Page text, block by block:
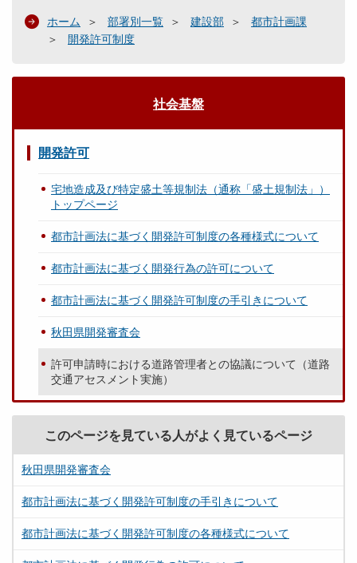
ホーム 部署別一覧 建設部
都市計画課
開発許可制度
社会基盤
開発許可
宅地造成及び特定盛土等規制法（通称「盛土規制法」）
トップページ
都市計画法に基づく開発許可制度の各種様式について
都市計画法に基づく開発行為の許可について
都市計画法に基づく開発許可制度の手引きについて
秋田県開発審査会
許可申請時における道路管理者との協議について（道路
交通アセスメント実施）
このページを見ている人がよく見ているページ
秋田県開発審査会
都市計画法に基づく開発許可制度の手引きについて
都市計画法に基づく開発許可制度の各種様式について